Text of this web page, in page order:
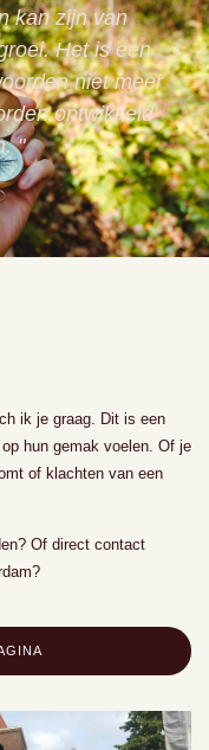
kan zijn van
Het is een
niet meer
ontwikkeld
"
ik je graag. Dit is een
hun gemak voelen. Of je
of klachten van een
Of direct contact